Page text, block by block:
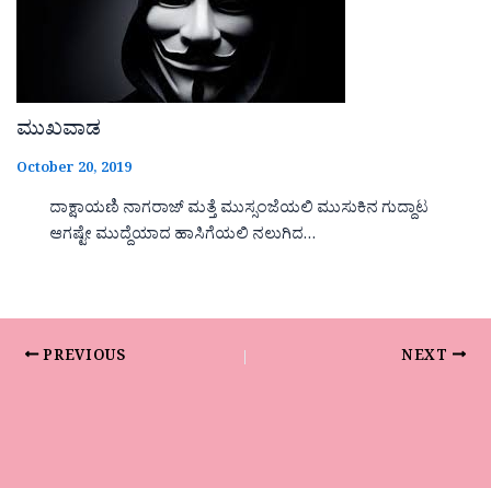
ಮುಖವಾಡ
October 20, 2019
ದಾಕ್ಷಾಯಣಿ ನಾಗರಾಜ್ ಮತ್ತೆ ಮುಸ್ಸಂಜೆಯಲಿ ಮುಸುಕಿನ ಗುದ್ದಾಟ
ಆಗಷ್ಟೇ ಮುದ್ದೆಯಾದ ಹಾಸಿಗೆಯಲಿ ನಲುಗಿದ…
PREVIOUS NEXT